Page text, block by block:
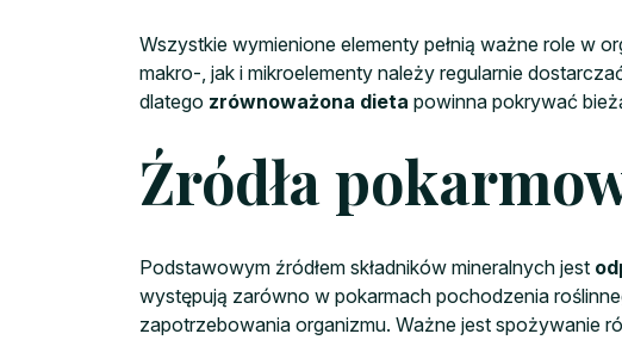
Wszystkie wymienione elementy pełnią ważne role w
makro-, jak i mikroelementy należy regularnie
dlatego zrównoważona dieta powinna pokrywać
Źródła
Podstawowym źródłem składników mineralnych jest
występują zarówno w pokarmach pochodzenia
zapotrzebowania organizmu. Ważne jest spożywanie